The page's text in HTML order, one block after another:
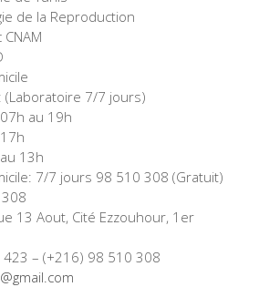
de la Reproduction
(Laboratoire 7/7 jours)
au 19h
13h
7/7 jours 98 510 308 (Gratuit)
13 Aout, Cité Ezzouhour, 1er
– (+216) 98 510 308